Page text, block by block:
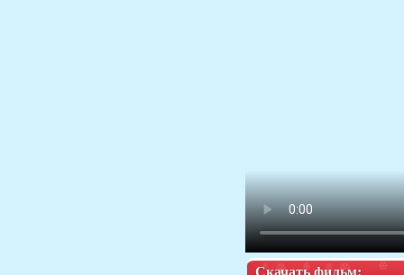
Скачать фильм: